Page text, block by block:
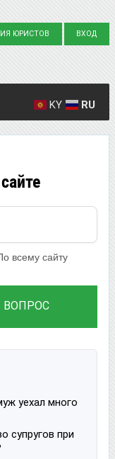
ЮРИСТОВ ВХОД
KY RU
всему сайту
ВОПРОС
уехал много
супругов при